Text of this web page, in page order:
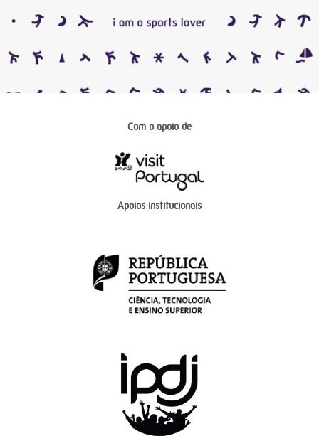
Com o apoio de
Apoios institucionais